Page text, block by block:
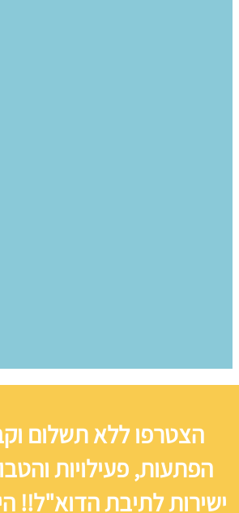
הצטרפו ללא תשלום
הפתעות, פעילויות
ישירות לתיבת הדוא"ל!!